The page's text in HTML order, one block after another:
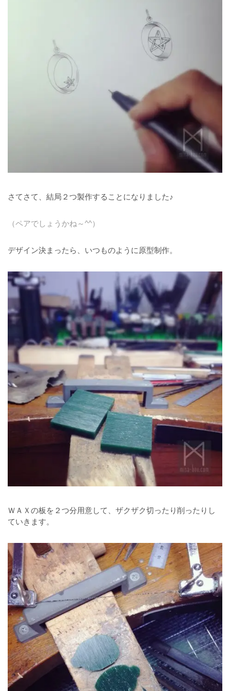
さてさて、結局２つ製作することになりました♪
（ペアでしょうかね～^^）
デザイン決まったら、いつものように原型制作。
ＷＡＸの板を２つ分用意して、ザクザク切ったり削ったりし
ていきます。